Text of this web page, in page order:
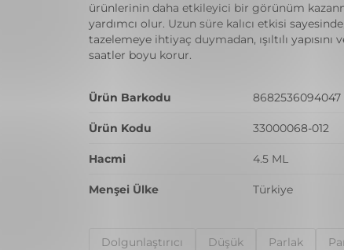
ürünlerinin daha etkileyici bir görünüm
yardımcı olur. Uzun süre kalıcı etkisi
tazelemeye ihtiyaç duymadan, ışıltılı yapısını
saatler boyu korur.
Ürün Barkodu 8682536094047
Ürün Kodu 33000068-012
Hacmi 4.5 ML
Menşei Ülke Türkiye
Dolgunlaştırıcı Düşük Parlak